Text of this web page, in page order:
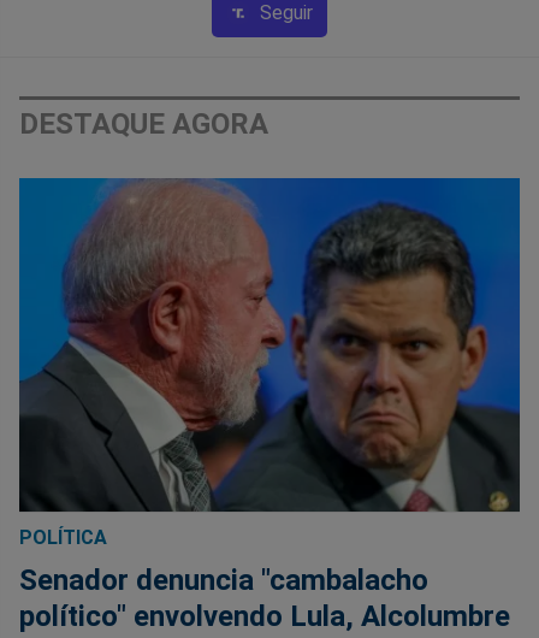
Seguir
DESTAQUE AGORA
POLÍTICA
Senador denuncia "cambalacho
político" envolvendo Lula, Alcolumbre